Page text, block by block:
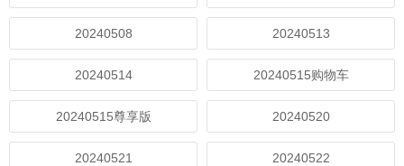
20240508 20240513
20240514 20240515购物车
20240515尊享版 20240520
20240521 20240522